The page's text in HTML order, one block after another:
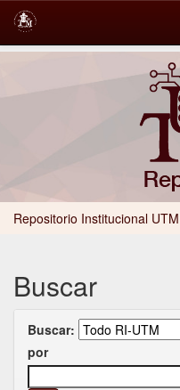
Repositorio Institucional UTM
Buscar
Buscar:
por